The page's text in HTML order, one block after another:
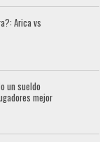
Arica vs
un sueldo
mejor